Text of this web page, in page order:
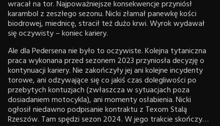
wracał na tor. Najpoważniejsze konsekwencje przyniósł
karambol z zeszłego sezonu. Nicki złamał panewkę kości
biodrowej, miednicę, stracił też dużo krwi. Wyrok wydawał
się oczywisty – koniec kariery.
Ale dla Pedersena nie było to oczywiste. Kolejna tytaniczna
praca wykonana przed sezonem 2023 przyniosła decyzję o
kontynuacji kariery. Nie zakończyły jej ani kolejne incydenty
torowe, ani odzywające się co jakiś czas dolegliwości po
przebytych kontuzjach (zwłaszcza w sytuacjach poza
dosiadaniem motocykla), ani momenty osłabienia. Nicki
ogłosił niedawno podpisanie kontraktu z Texom Stalą
Rzeszów. Tam spędzi sezon 2024. W jego trakcie skończy…